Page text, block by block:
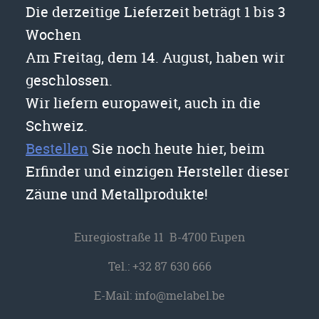
Die derzeitige Lieferzeit beträgt 1 bis 3
Wochen
Am Freitag, dem 14. August, haben wir
geschlossen.
Wir liefern europaweit, auch in die
Schweiz.
Bestellen Sie noch heute hier, beim
Erfinder und einzigen Hersteller dieser
Zäune und Metallprodukte!
Euregiostraße 11 B-4700 Eupen
Tel.:+32 87 630 666
E-Mail:info@melabel.be